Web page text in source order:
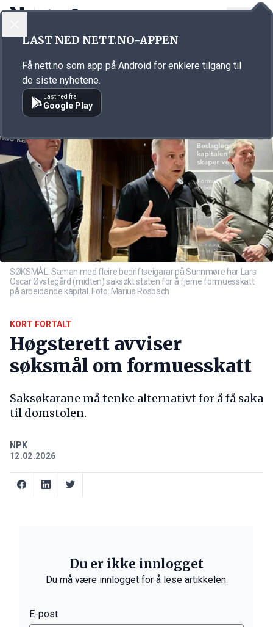
Annonsørinnhold
SØKSMÅL: Saman med fleire bedriftseigarar på Sunnmøre har Lars
Oscar Øvstegård (midten) saksøkt staten for å fjerne formuesskatt
på arbeidande kapital. Foto: Marius Rosbach
KORT FORTALT
Høgsterett avviser
søksmål om formuesskatt
Saksøkarane må tenke alternativt for å få saka
til domstolen.
NPK
12.02.2026
Du er ikke innlogget
Du må være innlogget for å lese artikkelen.
E-post
LAST NED NETT.NO-APPEN
Få nett.no som app på Android for enklere tilgang til
de siste nyhetene.
Last ned fra
Google Play